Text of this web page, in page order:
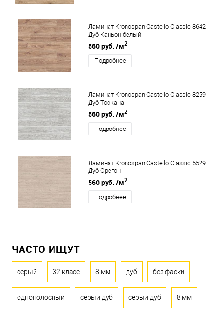
Ламинат Kronospan Castello Classic 8642
Дуб Каньон белый
560 руб. /м2
Подробнее
Ламинат Kronospan Castello Classic 8259
Дуб Тоскана
560 руб. /м2
Подробнее
Ламинат Kronospan Castello Classic 5529
Дуб Орегон
560 руб. /м2
Подробнее
ЧАСТО ИЩУТ
серый 32 класс 8 мм дуб без фаски
однополосный серый дуб серый дуб 8 мм